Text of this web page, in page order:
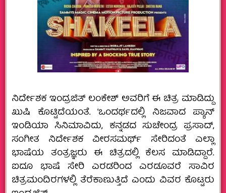
ನಿರ್ದೇಶಕ ಇಂದ್ರಜಿತ್ ಲಂಕೇಶ್ ಅವರಿಗೆ ಈ ಚಿತ್ರ ಮಾಡಿದ್ದು
ಖುಷಿ ಕೊಟ್ಟಿದೆಯಂತೆ. ‘ಒಂದರ್ಥದಲ್ಲಿ ನಿಜವಾದ ಪ್ಯಾನ್
ಇಂಡಿಯಾ ಸಿನಿಮಾವಿದು, ಕನ್ನಡದ ಸುಚೇಂದ್ರ ಪ್ರಸಾದ್,
ಸಂಗೀತ ನಿರ್ದೇಶಕ ವೀರಸಮರ್ಥ್ ಸೇರಿದಂತೆ ಎಲ್ಲಾ
ಭಾಷೆಯ ತಂತ್ರಜ್ಞರು ಈ ಚಿತ್ರದಲ್ಲಿ ಕೆಲಸ ಮಾಡಿದ್ದಾರೆ.
ಐದೂ ಭಾಷೆ ಸೇರಿ ಎರಡರಿಂದ ಎರಡೂವರೆ ಸಾವಿರ
ಚಿತ್ರಮಂದಿರಗಳಲ್ಲಿ ತೆರೆಕಾಣುತ್ತಿದೆ ಎಂದು ವಿವರ ಕೊಟ್ಟರು